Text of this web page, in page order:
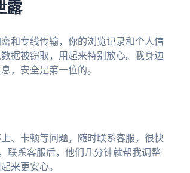
露
和专线传输，你的浏览记录和个人信
据被窃取，用起来特别放心。我身边
，安全是第一位的。
、卡顿等问题，随时联系客服，很快
联系客服后，他们几分钟就帮我调整
来更安心。